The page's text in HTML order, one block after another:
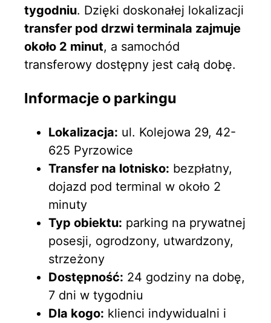
tygodniu. Dzięki doskonałej lokalizacji
transfer pod drzwi terminala zajmuje
około 2 minut, a samochód
transferowy dostępny jest całą dobę.
Informacje o parkingu
Lokalizacja: ul. Kolejowa 29, 42-
625 Pyrzowice
Transfer na lotnisko: bezpłatny,
dojazd pod terminal w około 2
minuty
Typ obiektu: parking na prywatnej
posesji, ogrodzony, utwardzony,
strzeżony
Dostępność: 24 godziny na dobę,
7 dni w tygodniu
Dla kogo: klienci indywidualni i